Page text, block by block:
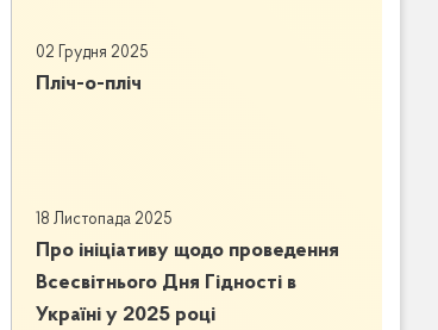
02 Грудня 2025
Пліч-о-пліч
18 Листопада 2025
Про ініціативу щодо проведення
Всесвітнього Дня Гідності в
Україні у 2025 році